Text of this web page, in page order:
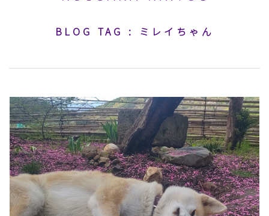
BLOG TAG : ミレイちゃん